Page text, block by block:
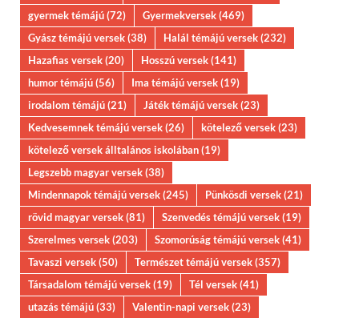
gyermek témájú(72) Gyermekversek(469)
Gyász témájú versek(38) Halál témájú versek(232)
Hazafias versek(20) Hosszú versek(141)
humor témájú(56) Ima témájú versek(19)
irodalom témájú(21) Játék témájú versek(23)
Kedvesemnek témájú versek(26) kötelező versek(23)
kötelező versek álltalános iskolában(19)
Legszebb magyar versek(38)
Mindennapok témájú versek(245) Pünkösdi versek(21)
rövid magyar versek(81) Szenvedés témájú versek(19)
Szerelmes versek(203) Szomorúság témájú versek(41)
Tavaszi versek(50) Természet témájú versek(357)
Társadalom témájú versek(19) Tél versek(41)
utazás témájú(33) Valentin-napi versek(23)